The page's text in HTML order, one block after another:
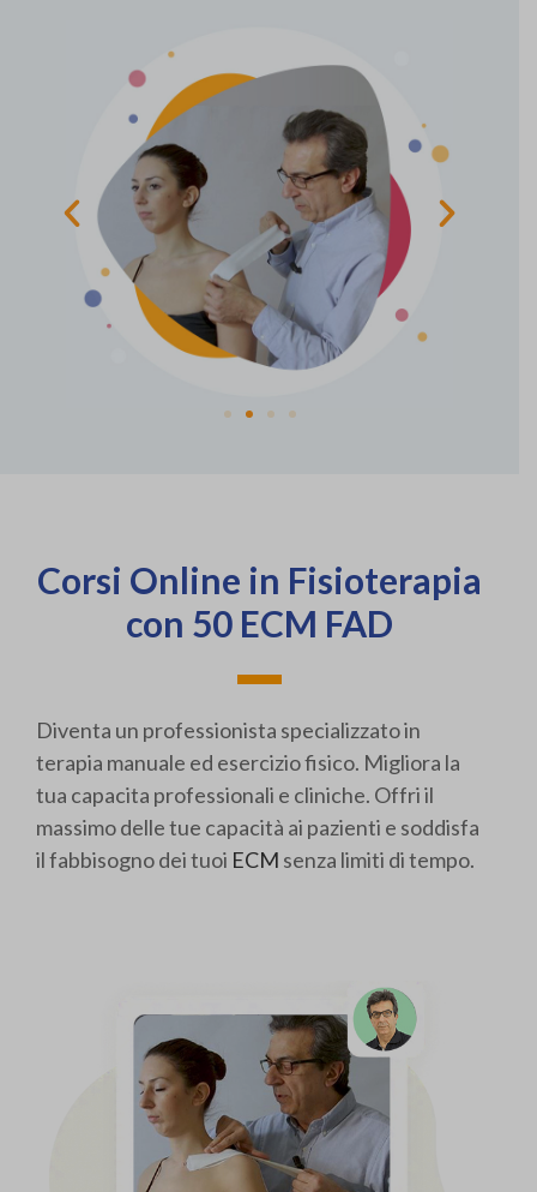
Corsi Online in Fisioterapia
con 50 ECM FAD
Diventa un professionista specializzato in
terapia manuale ed esercizio fisico. Migliora la
tua capacita professionali e cliniche. Offri il
massimo delle tue capacità ai pazienti e soddisfa
il fabbisogno dei tuoi ECM senza limiti di tempo.